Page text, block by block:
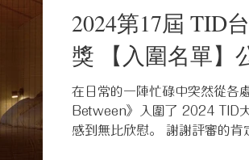
2024第17屆 TID
獎 【入圍名單】
在日常的一陣忙碌中突然從各
Between》入圍了 2024 TID
感到無比欣慰。 謝謝評審的肯